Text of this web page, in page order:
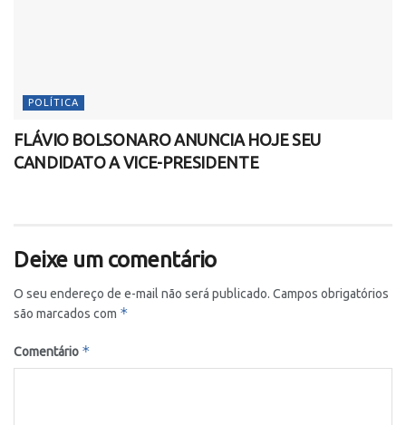
POLÍTICA
FLÁVIO BOLSONARO ANUNCIA HOJE SEU
CANDIDATO A VICE-PRESIDENTE
Deixe um comentário
O seu endereço de e-mail não será publicado. Campos obrigatórios
são marcados com *
Comentário *